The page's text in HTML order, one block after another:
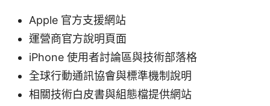
Apple 官方支援網站
運營商官方說明頁面
iPhone 使用者討論區與技術部落格
全球行動通訊協會與標準機制說明
相關技術白皮書與組態檔提供網站